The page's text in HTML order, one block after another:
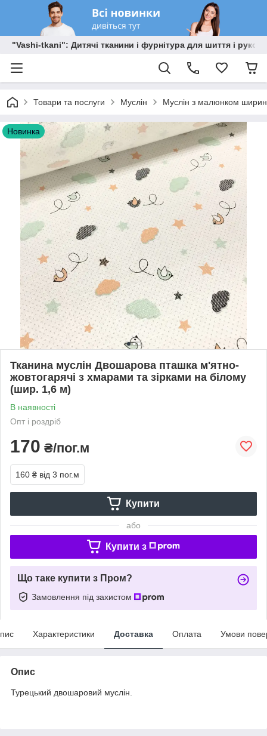
"Vashi-tkani": Дитячі тканини і фурнітура для шиття і
Товари та послуги Муслін Муслін з малюнком
Новинка
Тканина муслін Двошарова пташка м'ятно-
жовтогарячі з хмарами та зірками на білому
(шир. 1,6 м)
В наявності
Опт і роздріб
170 ₴/пог.м
160 ₴ від 3 пог.м
Купити
або
Купити з
Що таке купити з Пром?
Замовлення під захистом
Характеристики Доставка Оплата Умови
Опис
Турецький двошаровий муслін.